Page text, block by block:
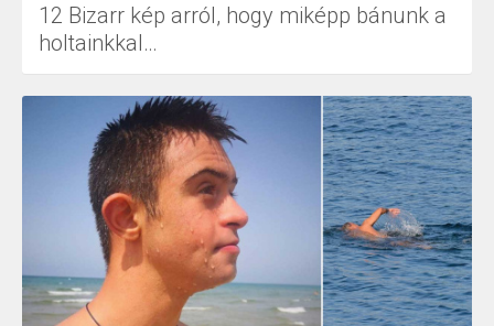
12 Bizarr kép arról, hogy miképp bánunk a
holtainkkal…